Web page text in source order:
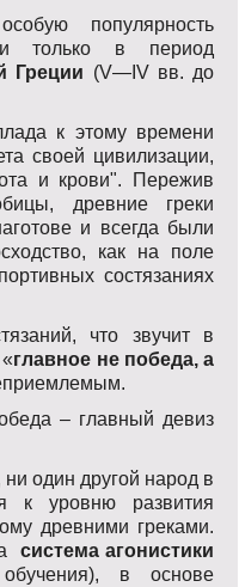
популярность
только в период
Греции (V—IV вв. до
к этому времени
своей цивилизации,
и крови". Пережив
древние греки
и всегда были
как на поле
состязаниях
что звучит в
главное не победа, а
– главный девиз
один другой народ в
к уровню развития
древними греками.
система агонистики
обучения), в основе